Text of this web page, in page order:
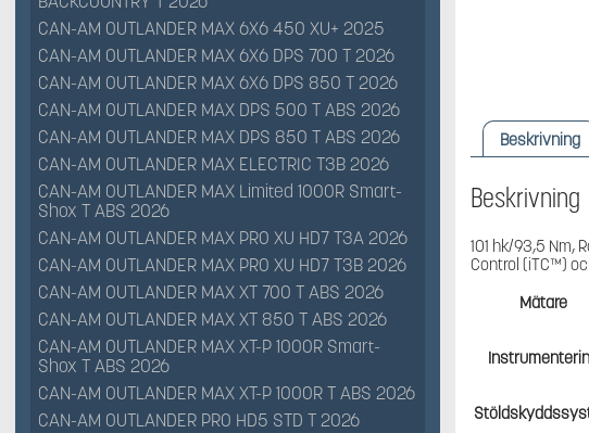
CAN-AM OUTLANDER MAX 6X6 450 XU+ 2025
CAN-AM OUTLANDER MAX 6X6 DPS 700 T 2026
CAN-AM OUTLANDER MAX 6X6 DPS 850 T 2026
CAN-AM OUTLANDER MAX DPS 500 T ABS 2026
CAN-AM OUTLANDER MAX DPS 850 T ABS 2026
CAN-AM OUTLANDER MAX ELECTRIC T3B 2026
CAN-AM OUTLANDER MAX Limited 1000R Smart-
Shox T ABS 2026
CAN-AM OUTLANDER MAX PRO XU HD7 T3A 2026
CAN-AM OUTLANDER MAX PRO XU HD7 T3B 2026
CAN-AM OUTLANDER MAX XT 700 T ABS 2026
CAN-AM OUTLANDER MAX XT 850 T ABS 2026
CAN-AM OUTLANDER MAX XT-P 1000R Smart-
Shox T ABS 2026
CAN-AM OUTLANDER MAX XT-P 1000R T ABS 2026
CAN-AM OUTLANDER PRO HD5 STD T 2026
Beskrivning
Beskrivning
101 hk/93,5
Control (iTC™️)
Mätare